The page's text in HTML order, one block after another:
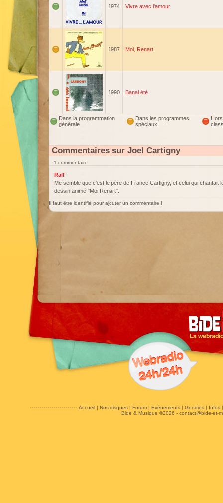
1974 Vivre avec l'amour
1987 Moi, Renart
1990 Banal été
Dans la programmation
générale
Dans les programmes
spéciaux
Hors
Commentaires sur Joel Cartigny
1 commentaire
Ralf
Me semble que c'est le père de France Cartigny, et celui qui chantait
dessin animé "Moi Renart".
Il faut être identifié pour ajouter un commentaire !
Accueil| Nos disques| Forum| Evénements| Goodies| Infos
Bide & Musique ©2026 - contact@bide-et-